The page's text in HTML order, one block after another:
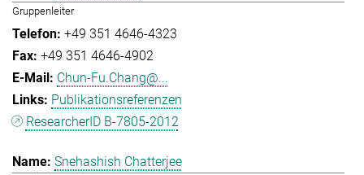
Gruppenleiter
+49 351 4646-4323
+49 351 4646-4902
Chun-Fu.Chang@...
Publikationsreferenzen
ResearcherID B-7805-2012
Snehashish Chatterjee